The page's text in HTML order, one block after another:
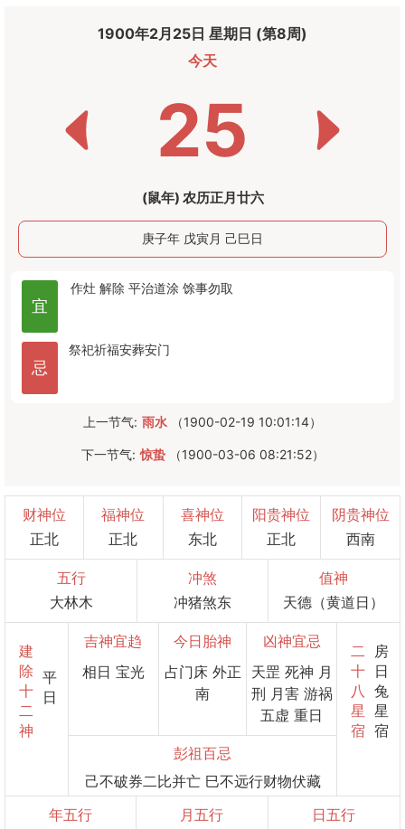
1900年2月25日 星期日 (第8周)
今天
25
(鼠年) 农历正月廿六
庚子年 戊寅月 己巳日
宜
作灶 解除 平治道涂 馀事勿取
忌
祭祀祈福安葬安门
上一节气: 雨水 （1900-02-19 10:01:14）
下一节气: 惊蛰 （1900-03-06 08:21:52）
财神位
正北
福神位
正北
喜神位
东北
阳贵神位
正北
阴贵神位
西南
五行
大林木
冲煞
冲猪煞东
值神
天德（黄道日）
建
除
十
二
神
平
日
吉神宜趋
相日 宝光
今日胎神
占门床 外正
南
凶神宜忌
天罡 死神 月
刑 月害 游祸
五虚 重日
彭祖百忌
己不破券二比并亡 巳不远行财物伏藏
二
十
八
星
宿
房
日
兔
星
宿
年五行
月五行
日五行